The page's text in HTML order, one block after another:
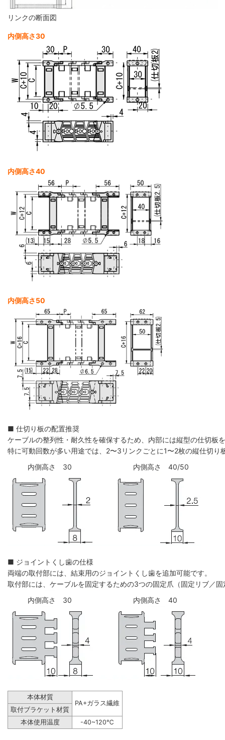
リンクの断面図
内側高さ30
内側高さ40
内側高さ50
■ 仕切り板の配置推奨
ケーブルの整列性・耐久性を確保するため、内部には縦型の仕切板
特に可動回数が多い用途では、2〜3リンクごとに1〜2枚の縦仕切
内側高さ 30
内側高さ 40/50
■ ジョイントくし歯の仕様
両端の取付部には、結束用のジョイントくし歯を追加可能です。
取付部には、ケーブルを固定するための3つの固定爪（固定リブ／
内側高さ 30
内側高さ 40
本体材質
PA+ガラス繊維
取付ブラケット材質
本体使用温度
-40~120℃